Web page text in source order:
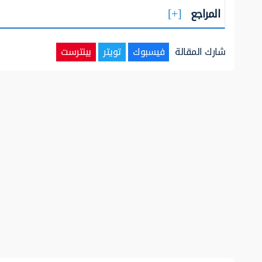
المراجع
شارك المقالة فيسبوك تويتر بينترست